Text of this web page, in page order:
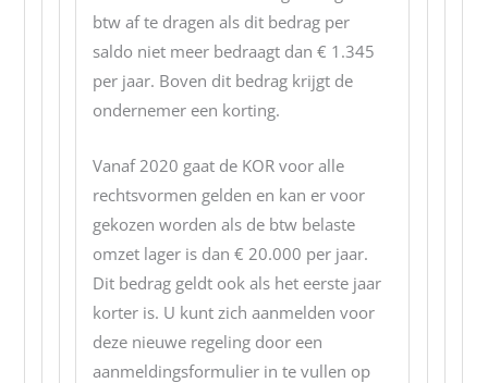
btw af te dragen als dit bedrag per
saldo niet meer bedraagt dan € 1.345
per jaar. Boven dit bedrag krijgt de
ondernemer een korting.
Vanaf 2020 gaat de KOR voor alle
rechtsvormen gelden en kan er voor
gekozen worden als de btw belaste
omzet lager is dan € 20.000 per jaar.
Dit bedrag geldt ook als het eerste jaar
korter is. U kunt zich aanmelden voor
deze nieuwe regeling door een
aanmeldingsformulier in te vullen op